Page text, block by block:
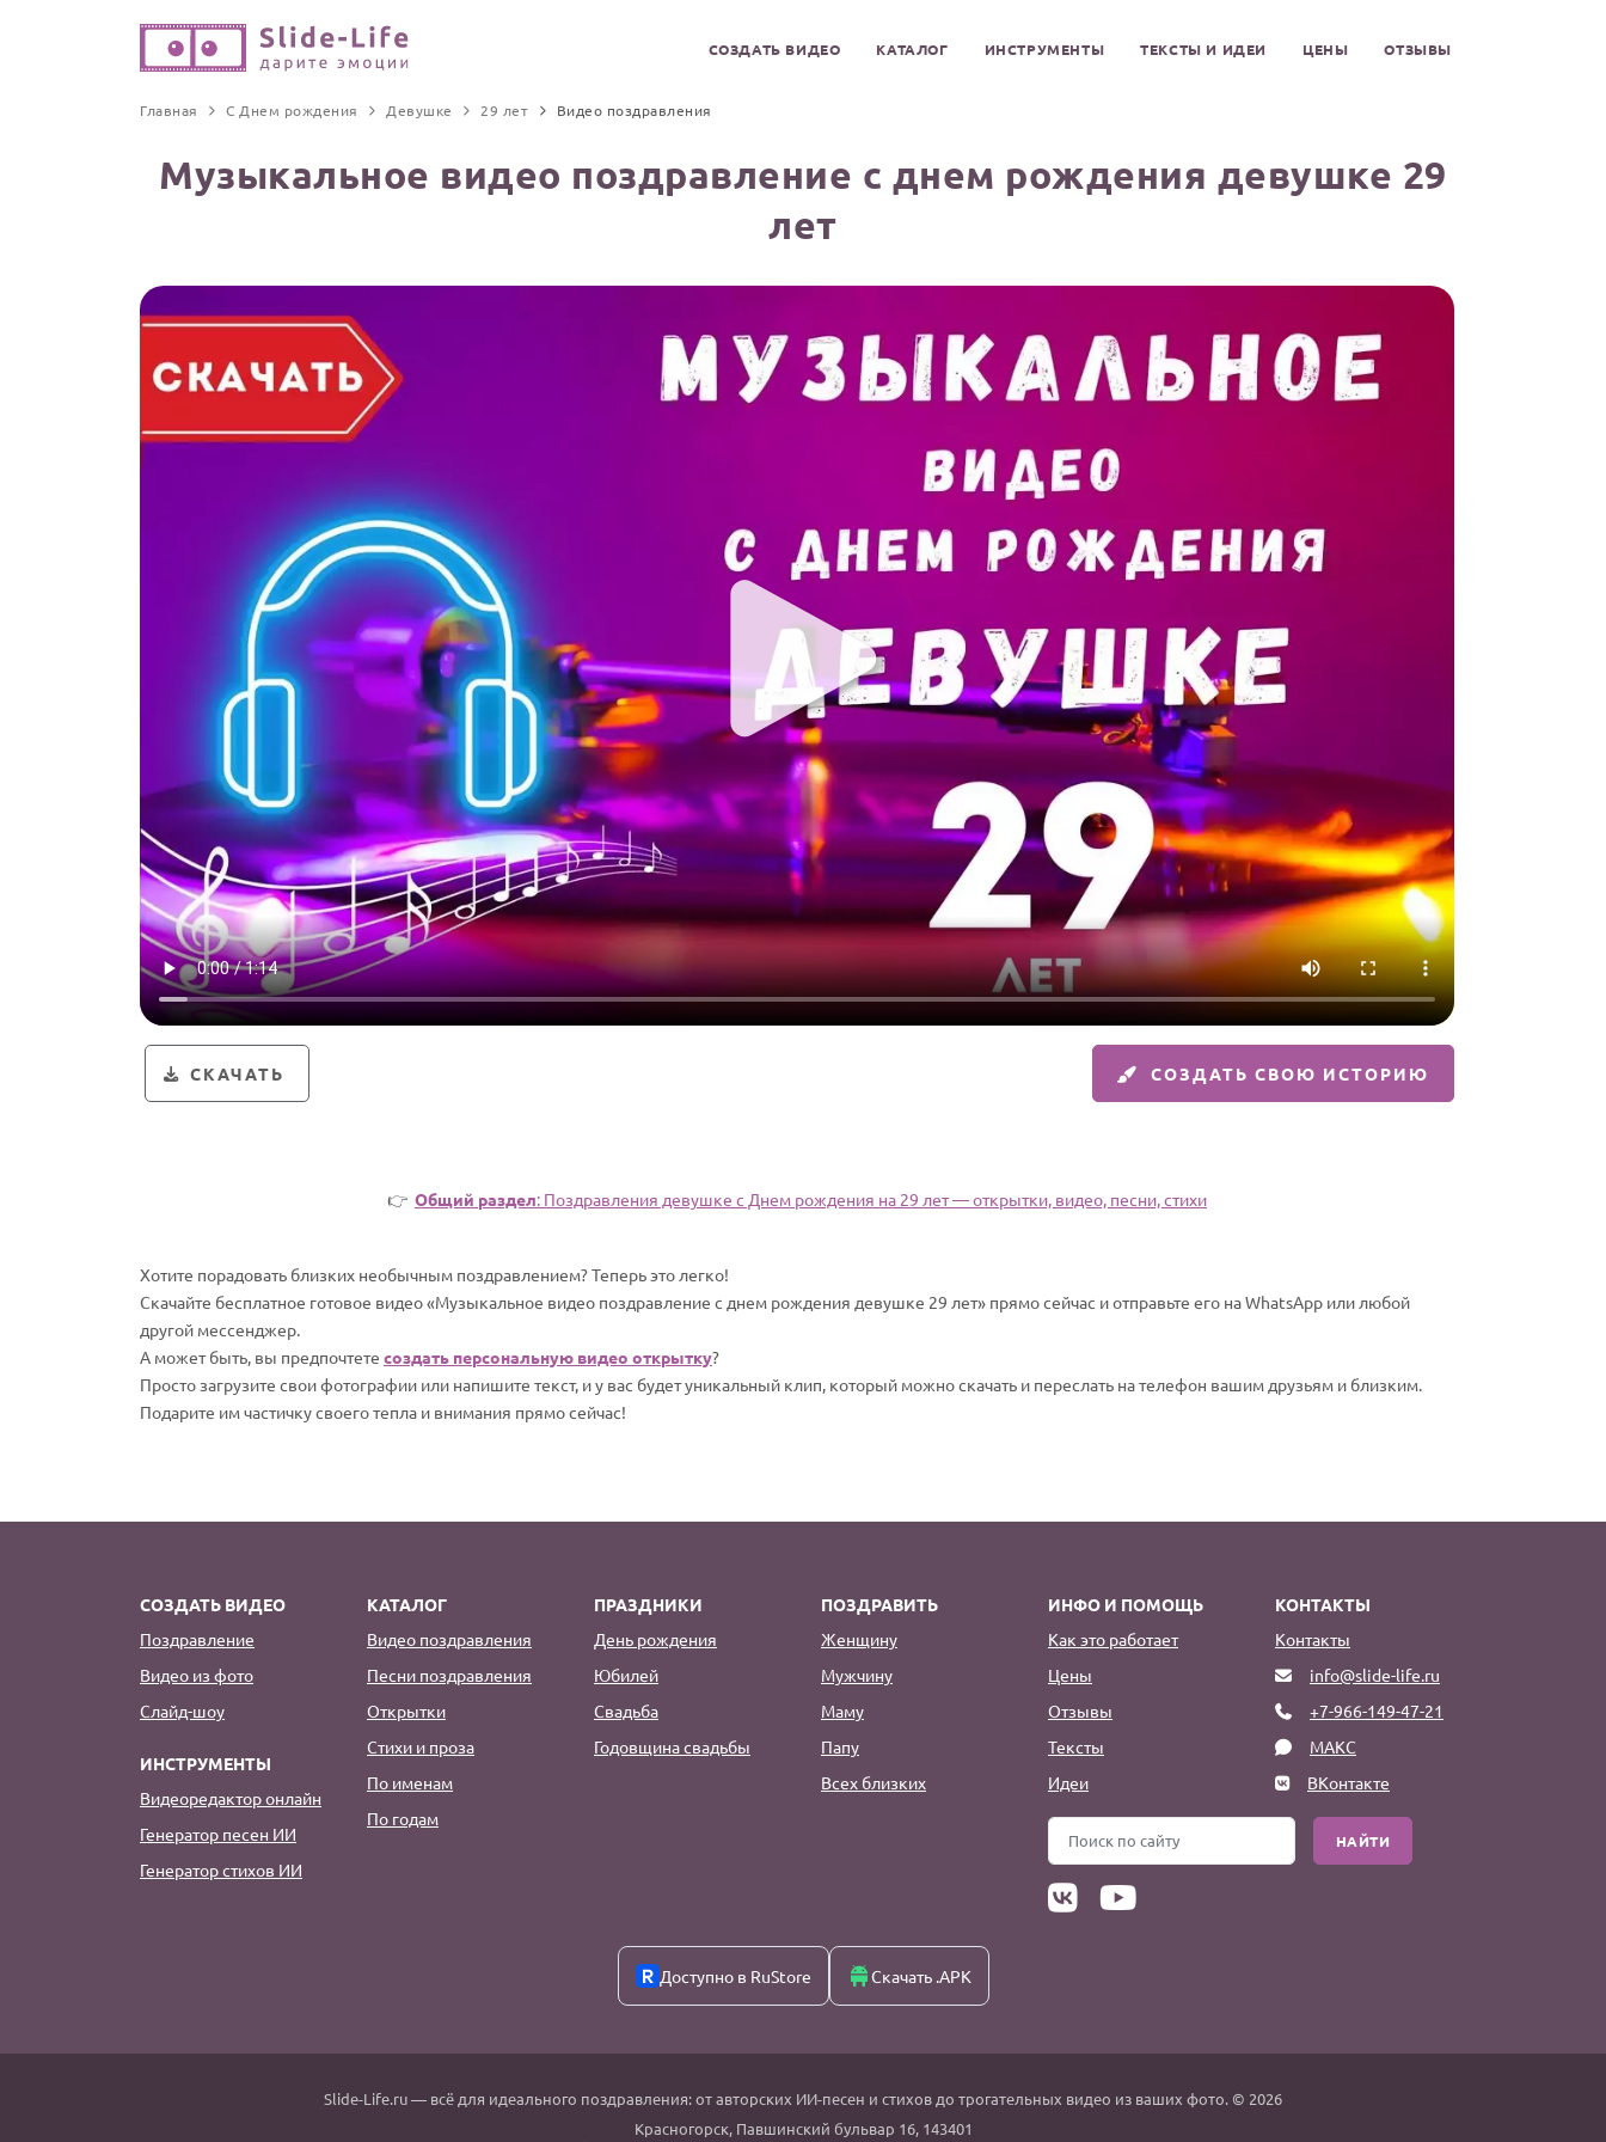
СОЗДАТЬ ВИДЕО КАТАЛОГ ИНСТРУМЕНТЫ ТЕКСТЫ И ИДЕИ ЦЕНЫ ОТЗЫВЫ
Главная С Днем рождения Девушке 29 лет Видео поздравления
Музыкальное видео поздравление с днем рождения девушке 29
лет
СКАЧАТЬ СОЗДАТЬ СВОЮ ИСТОРИЮ
👉 Общий раздел: Поздравления девушке c Днем рождения на 29 лет — открытки, видео, песни, стихи
Хотите порадовать близких необычным поздравлением? Теперь это легко!
Скачайте бесплатное готовое видео «Музыкальное видео поздравление с днем рождения девушке 29 лет» прямо сейчас и отправьте его на WhatsApp или любой
другой мессенджер.
А может быть, вы предпочтете создать персональную видео открытку?
Просто загрузите свои фотографии или напишите текст, и у вас будет уникальный клип, который можно скачать и переслать на телефон вашим друзьям и близким.
Подарите им частичку своего тепла и внимания прямо сейчас!
СОЗДАТЬ ВИДЕО
Поздравление
Видео из фото
Слайд-шоу
ИНСТРУМЕНТЫ
Видеоредактор онлайн
Генератор песен ИИ
Генератор стихов ИИ
КАТАЛОГ
Видео поздравления
Песни поздравления
Открытки
Стихи и проза
По именам
По годам
ПРАЗДНИКИ
День рождения
Юбилей
Свадьба
Годовщина свадьбы
ПОЗДРАВИТЬ
Женщину
Мужчину
Маму
Папу
Всех близких
ИНФО И ПОМОЩЬ
Как это работает
Цены
Отзывы
Тексты
Идеи
КОНТАКТЫ
Контакты
info@slide-life.ru
+7-966-149-47-21
МАКС
ВКонтакте
НАЙТИ
Доступно в RuStore Скачать .APK
Slide-Life.ru— всё для идеального поздравления: от авторских ИИ-песен и стихов до трогательных видео из ваших фото. © 2026
Красногорск, Павшинский бульвар 16, 143401